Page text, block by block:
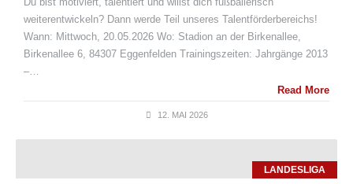
weiterentwickeln? Dann werde Teil unseres Talentförderbereichs!
Wann: Mittwoch, 20.05.2026 Wo: Stadion an der Birkenallee,
Birkenallee 6, 84307 Eggenfelden Trainingszeiten: Jahrgänge 2013
–…
Read More
12. MAI 2026
LANDESLIGA